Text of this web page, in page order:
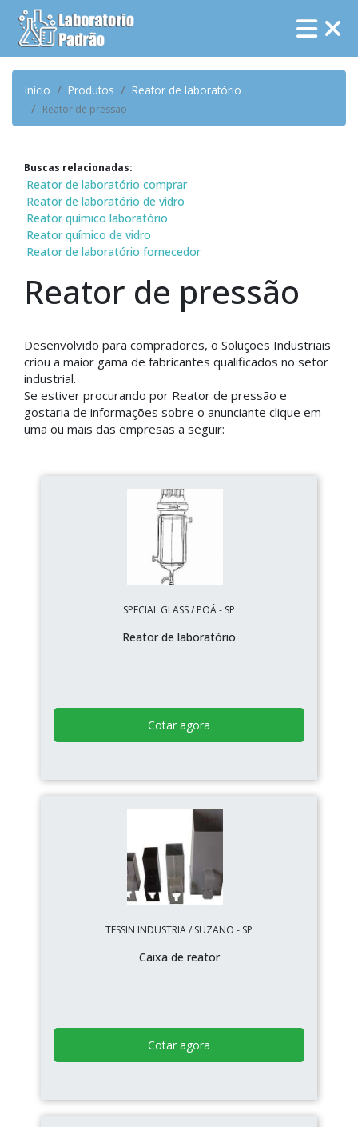
Início Produtos Reator de laboratório
Reator de pressão
Buscas relacionadas:
Reator de laboratório comprar
Reator de laboratório de vidro
Reator químico laboratório
Reator químico de vidro
Reator de laboratório fornecedor
Reator de pressão
Desenvolvido para compradores, o Soluções Industriais
criou a maior gama de fabricantes qualificados no setor
industrial.
Se estiver procurando por Reator de pressão e
gostaria de informações sobre o anunciante clique em
uma ou mais das empresas a seguir:
SPECIAL GLASS / POÁ - SP
Reator de laboratório
Cotar agora
TESSIN INDUSTRIA / SUZANO - SP
Caixa de reator
Cotar agora